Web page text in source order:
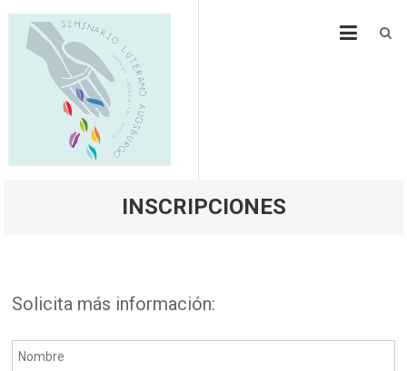
Skip
content
SEMLA
Seminario Luterano Augsburgo
INSCRIPCIONES
Solicita más información: